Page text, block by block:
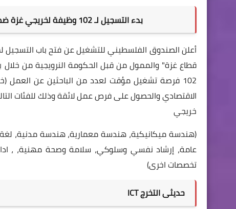
بدء التسجيل لـ 102 وظيفة لخريجي غزة ضمن مشروع الصمود الاقتصادي.. مرفق الرابط والتفاصيل
أعلن الصندوق الفلسطيني للتشغيل عن فتح باب
الاقتصادي والحصول على فرص عمل لائقة وذلك للفئات
خريجي
(هندسة ميكانيكية، هندسة معمارية، هندسة مدنية، لغة
عامة، إرشاد نفسي وسلوكي، سلامة وصحة مهنية، ،
تخصصات اخرى)
حديثى التخرج ICT